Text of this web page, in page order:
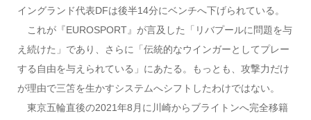
イングランド代表DFは後半14分にベンチへ下げられている。
これが『EUROSPORT』が言及した「リバプールに問題を与
え続けた」であり、さらに「伝統的なウインガーとしてプレー
する自由を与えられている」にあたる。もっとも、攻撃力だけ
が理由で三笘を生かすシステムへシフトしたわけではない。
東京五輪直後の2021年8月に川崎からブライトンへ完全移籍